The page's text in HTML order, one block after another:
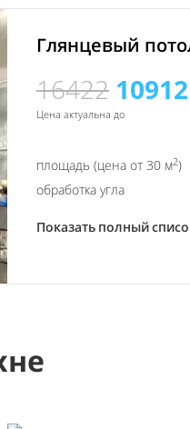
Глянцевый
16422 10912
Цена актуальна до
площадь (цена от 30 м2)
обработка угла
Показать полный